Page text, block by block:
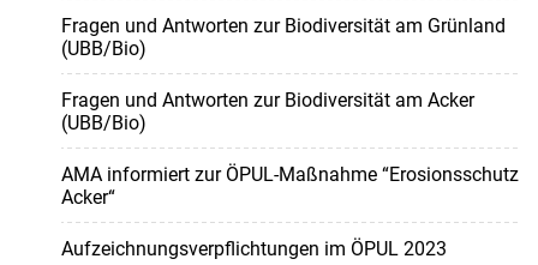
Fragen und Antworten zur Biodiversität am Grünland
(UBB/Bio)
Fragen und Antworten zur Biodiversität am Acker
(UBB/Bio)
AMA informiert zur ÖPUL-Maßnahme “Erosionsschutz
Acker“
Aufzeichnungsverpflichtungen im ÖPUL 2023